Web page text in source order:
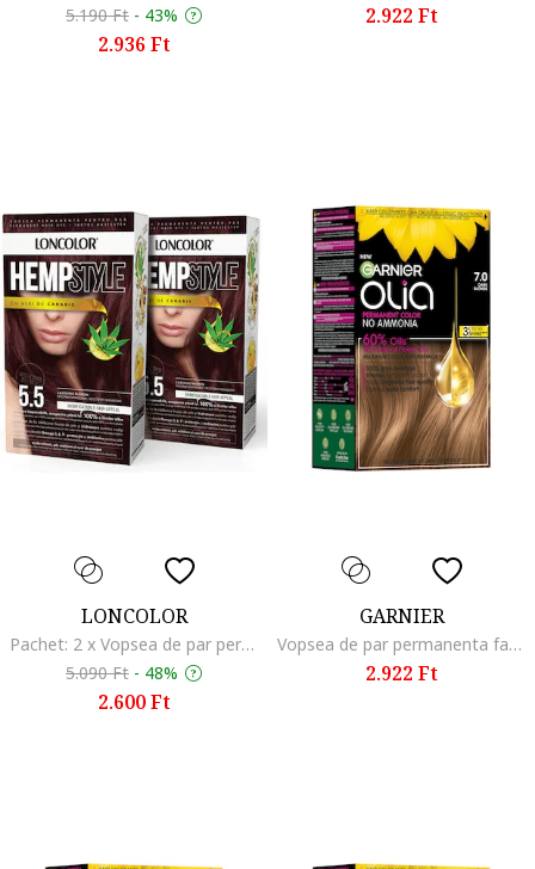
5.190 Ft - 43%
2.936 Ft
2.922 Ft
LONCOLOR
Pachet: 2 x Vopsea de par permanenta HempStyle 4.22 Violet Intens, 100 ml, Mahagóni Barna Középszőke
5.090 Ft - 48%
2.600 Ft
GARNIER
Vopsea de par permanenta fara amoniac Olia 1.0 Night Black, 174 ml, Dark Blonde
2.922 Ft